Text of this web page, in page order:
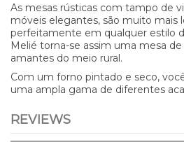
As mesas rústicas com tampo de
móveis elegantes, são muito mais
perfeitamente em qualquer estilo
Melié torna-se assim uma mesa
amantes do meio rural.
Com um forno pintado e seco,
uma ampla gama de diferentes
REVIEWS